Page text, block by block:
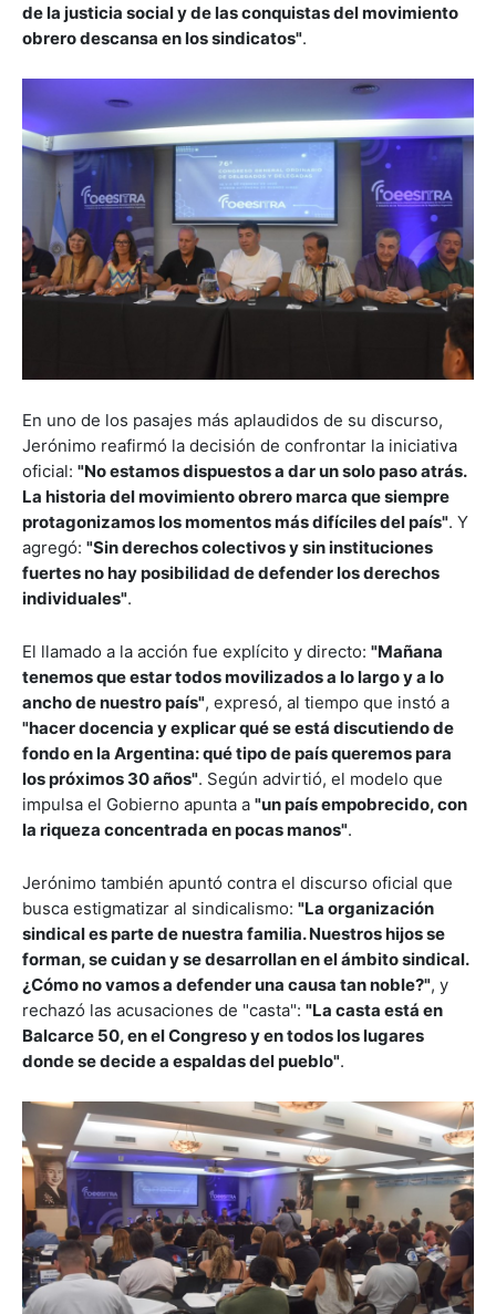
de la justicia social y de las conquistas del movimiento
obrero descansa en los sindicatos".
En uno de los pasajes más aplaudidos de su discurso,
Jerónimo reafirmó la decisión de confrontar la iniciativa
oficial: "No estamos dispuestos a dar un solo paso atrás.
La historia del movimiento obrero marca que siempre
protagonizamos los momentos más difíciles del país". Y
agregó: "Sin derechos colectivos y sin instituciones
fuertes no hay posibilidad de defender los derechos
individuales".
El llamado a la acción fue explícito y directo: "Mañana
tenemos que estar todos movilizados a lo largo y a lo
ancho de nuestro país", expresó, al tiempo que instó a
"hacer docencia y explicar qué se está discutiendo de
fondo en la Argentina: qué tipo de país queremos para
los próximos 30 años". Según advirtió, el modelo que
impulsa el Gobierno apunta a "un país empobrecido, con
la riqueza concentrada en pocas manos".
Jerónimo también apuntó contra el discurso oficial que
busca estigmatizar al sindicalismo: "La organización
sindical es parte de nuestra familia. Nuestros hijos se
forman, se cuidan y se desarrollan en el ámbito sindical.
¿Cómo no vamos a defender una causa tan noble?", y
rechazó las acusaciones de "casta": "La casta está en
Balcarce 50, en el Congreso y en todos los lugares
donde se decide a espaldas del pueblo".